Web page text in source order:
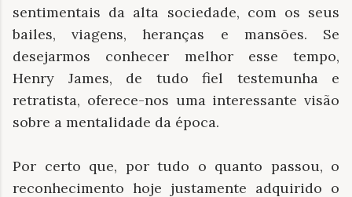
sentimentais da alta sociedade, com os seus
bailes, viagens, heranças e mansões. Se
desejarmos conhecer melhor esse tempo,
Henry James, de tudo fiel testemunha e
retratista, oferece-nos uma interessante visão
sobre a mentalidade da época.
Por certo que, por tudo o quanto passou, o
reconhecimento hoje justamente adquirido o